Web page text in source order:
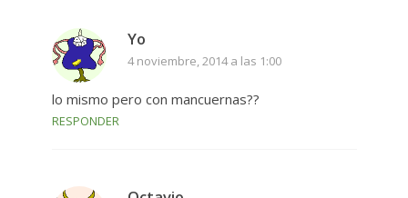
Yo
4 noviembre, 2014 a las 1:00
lo mismo pero con mancuernas??
RESPONDER